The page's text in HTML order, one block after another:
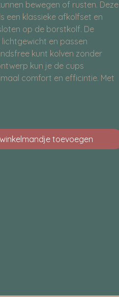
bewegen of rusten. Deze
een klassieke afkolfset en
op de borstkolf. De
en passen
kunt kolven zonder
kun je de cups
comfort en efficintie. Met
toevoegen